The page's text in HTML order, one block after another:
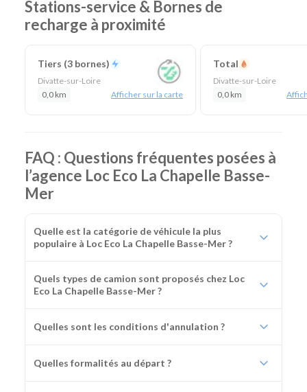
Lieu de prise en charge :La Chapelle Basse Mer
km de Nantes Gare & 29 km de Nantes Aéroport)
Catégories de voitures :Citadines Routières
Monospaces et Minibus
-Cabriolets
Catégories d'utilitaires :Camions de déménagement
Stations-service & Bornes de
recharge à proximité
Tiers (3 bornes)
Divatte-sur-Loire
0,0 km
Afficher sur la carte
Total
Divatte-sur-Loire
0,0 km
FAQ : Questions fréquentes posées à
l’agence Loc Eco La Chapelle Basse-
Mer
Quelle est la catégorie de véhicule la plus
populaire à Loc Eco La Chapelle Basse-Mer ?
Quels types de camion sont proposés chez Loc
Eco La Chapelle Basse-Mer ?
Quelles sont les conditions d'annulation ?
Quelles formalités au départ ?